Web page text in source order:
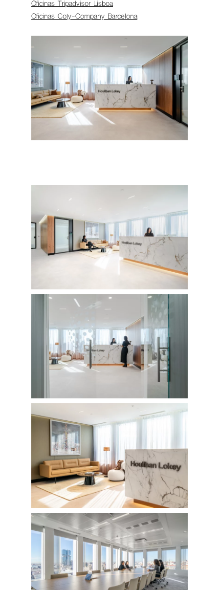
Oficinas Tripadvisor Lisboa
Oficinas Coty-Company Barcelona